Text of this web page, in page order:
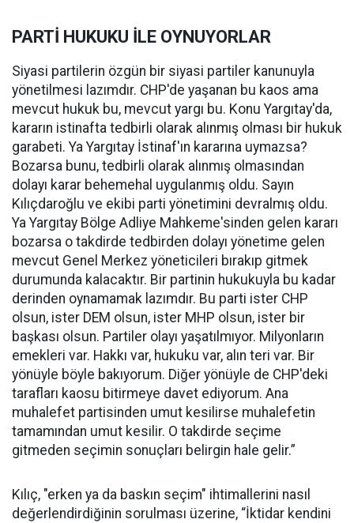
PARTİ HUKUKU İLE OYNUYORLAR
Siyasi partilerin özgün bir siyasi partiler kanunuyla
yönetilmesi lazımdır. CHP'de yaşanan bu kaos ama
mevcut hukuk bu, mevcut yargı bu. Konu Yargıtay'da,
kararın istinafta tedbirli olarak alınmış olması bir hukuk
garabeti. Ya Yargıtay İstinaf'ın kararına uymazsa?
Bozarsa bunu, tedbirli olarak alınmış olmasından
dolayı karar behemehal uygulanmış oldu. Sayın
Kılıçdaroğlu ve ekibi parti yönetimini devralmış oldu.
Ya Yargıtay Bölge Adliye Mahkeme'sinden gelen kararı
bozarsa o takdirde tedbirden dolayı yönetime gelen
mevcut Genel Merkez yöneticileri bırakıp gitmek
durumunda kalacaktır. Bir partinin hukukuyla bu kadar
derinden oynamamak lazımdır. Bu parti ister CHP
olsun, ister DEM olsun, ister MHP olsun, ister bir
başkası olsun. Partiler olayı yaşatılmıyor. Milyonların
emekleri var. Hakkı var, hukuku var, alın teri var. Bir
yönüyle böyle bakıyorum. Diğer yönüyle de CHP'deki
tarafları kaosu bitirmeye davet ediyorum. Ana
muhalefet partisinden umut kesilirse muhalefetin
tamamından umut kesilir. O takdirde seçime
gitmeden seçimin sonuçları belirgin hale gelir.”
Kılıç, "erken ya da baskın seçim" ihtimallerini nasıl
değerlendirdiğinin sorulması üzerine, “İktidar kendini